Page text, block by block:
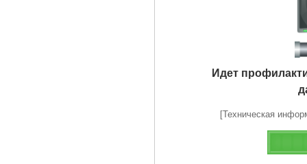
Идет
[Техническая